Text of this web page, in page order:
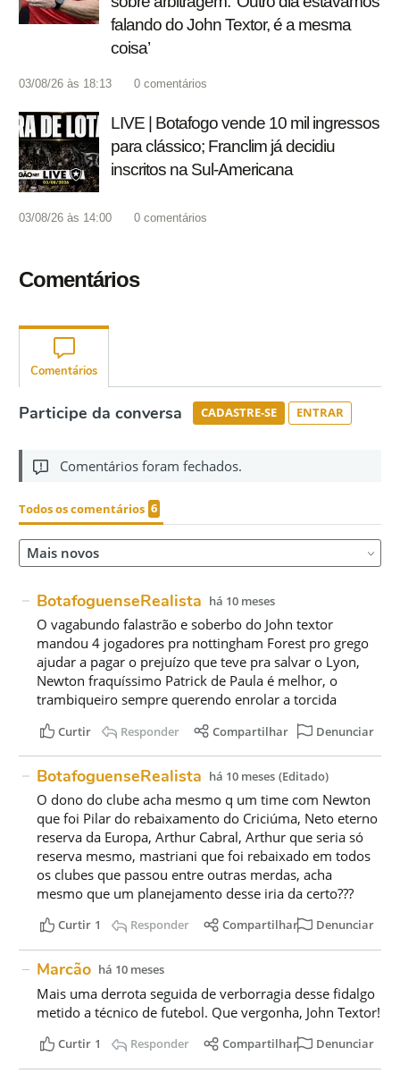
falando do John Textor, é a mesma
coisa’
03/08/26 às 18:13 0 comentários
LIVE | Botafogo vende 10 mil ingressos
para clássico; Franclim já decidiu
inscritos na Sul-Americana
03/08/26 às 14:00 0 comentários
Comentários